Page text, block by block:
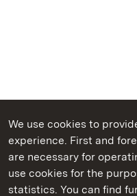
We use cookies to
experience. First and
are necessary for
use cookies for the
statistics. You can find
State Palaces and